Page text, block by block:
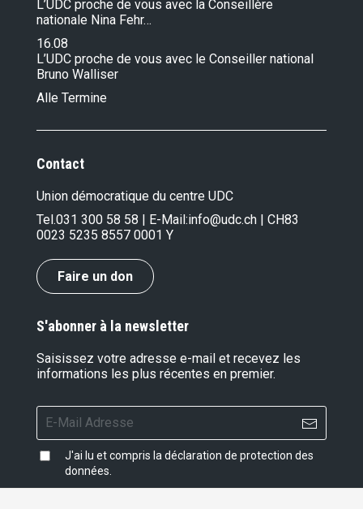
L’UDC proche de vous avec la Conseillère
nationale Nina Fehr…
16.08
L’UDC proche de vous avec le Conseiller national
Bruno Walliser
Alle Termine
Contact
Union démocratique du centre UDC
Tel.031 300 58 58 | E-Mail:info@udc.ch | CH83
0023 5235 8557 0001 Y
Faire un don
S'abonner à la newsletter
Saisissez votre adresse e-mail et recevez les
informations les plus récentes en premier.
J'ai lu et compris la déclaration de protection des
données